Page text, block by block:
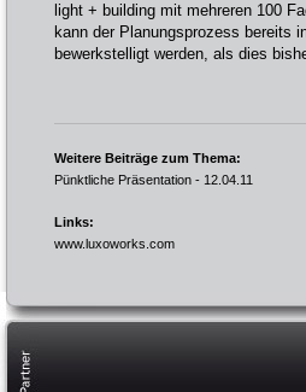
light + building mit mehreren 100
kann der Planungsprozess bereits
bewerkstelligt werden, als dies
Weitere Beiträge zum Thema:
Pünktliche Präsentation - 12.04.11
Links:
www.luxoworks.com